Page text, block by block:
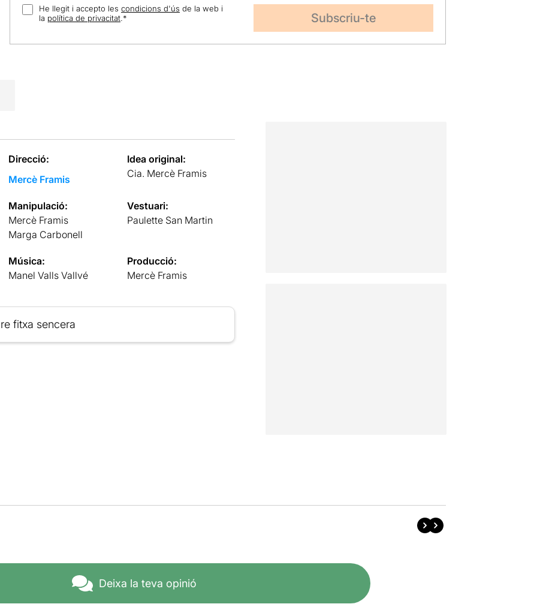
He llegit i accepto les condicions d'ús de la web i
la política de privacitat.*
Direcció:
Mercè Framis
Idea original:
Cia. Mercè Framis
Manipulació:
Mercè Framis
Marga Carbonell
Vestuari:
Paulette San Martin
Música:
Manel Valls Vallvé
Producció:
Mercè Framis
fitxa sencera
Deixa la teva opinió